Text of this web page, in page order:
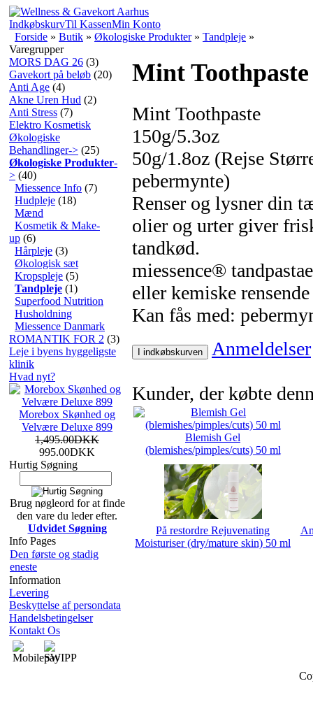
IndkøbskurvTil KassenMin Konto
Forside » Butik » Økologiske Produkter» Tandpleje »
Mint Toothpaste
Mint Toothpaste
150g/5.3oz
50g/1.8oz (Rejse
pebermynte)
Renser og lysner din
olier og urter giver
tandkød.
miessence®
eller kemiske
Kan fås med:
I indkøbskurven Anmeldelser
Kunder, der købte
Blemish Gel
(blemishes/pimples/cuts) 50 ml
På restordre Rejuvenating
Moisturiser (dry/mature skin) 50 ml
Varegrupper
MORS DAG 26 (3)
Gavekort på beløb (20)
Anti Age (4)
Akne Uren Hud (2)
Anti Stress (7)
Elektro Kosmetisk
Økologiske
Behandlinger-> (25)
Økologiske Produkter-
> (40)
Miessence Info (7)
Hudpleje (18)
Mænd
Kosmetik & Make-
up (6)
Hårpleje (3)
Økologisk sæt
Kropspleje (5)
Tandpleje (1)
Superfood Nutrition
Husholdning
Miessence Danmark
ROMANTIK FOR 2 (3)
Leje i byens hyggeligste
klinik
Hvad nyt?
Morebox Skønhed og
Velvære Deluxe 899
1,495.00DKK
995.00DKK
Hurtig Søgning
Brug nøgleord for at finde
den vare du leder efter.
Udvidet Søgning
Info Pages
Den første og stadig
eneste
Information
Levering
Beskyttelse af persondata
Handelsbetingelser
Kontakt Os